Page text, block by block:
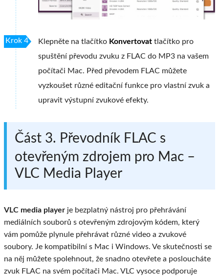
Krok 4 Klepněte na tlačítko Konvertovat tlačítko pro
spuštění převodu zvuku z FLAC do MP3 na vašem
počítači Mac. Před převodem FLAC můžete
vyzkoušet různé editační funkce pro vlastní zvuk a
upravit výstupní zvukové efekty.
Část 3. Převodník FLAC s
otevřeným zdrojem pro Mac –
VLC Media Player
VLC media player je bezplatný nástroj pro přehrávání
mediálních souborů s otevřeným zdrojovým kódem, který
vám pomůže plynule přehrávat různé video a zvukové
soubory. Je kompatibilní s Mac i Windows. Ve skutečnosti se
na něj můžete spolehnout, že snadno otevřete a posloucháte
zvuk FLAC na svém počítači Mac. VLC vysoce podporuje